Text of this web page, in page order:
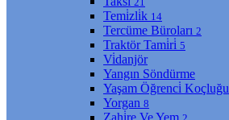
Temi̇zli̇k 14
Tercüme Büroları 2
Traktör Tami̇ri̇ 5
Vi̇danjör
Yangın Söndürme
Yaşam Öğrenci̇ Koçluğu
Yorgan 8
Zahi̇re Ve Yem